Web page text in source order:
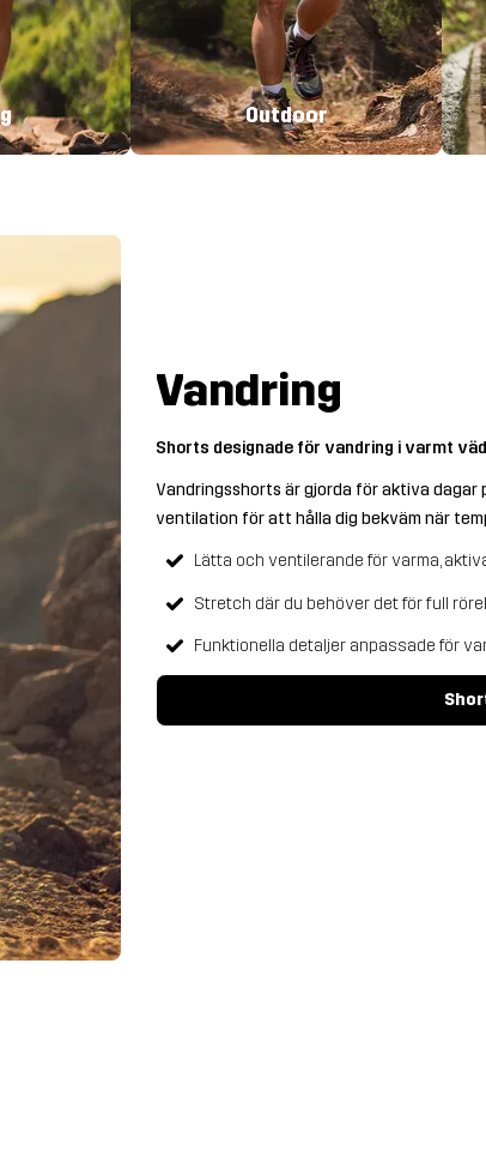
Outdoor
Vandring
Shorts designade för vandring i varmt
Vandringsshorts är gjorda för aktiva dagar
ventilation för att hålla dig bekväm när
Lätta och ventilerande för varma,
Stretch där du behöver det för full
Funktionella detaljer anpassade för